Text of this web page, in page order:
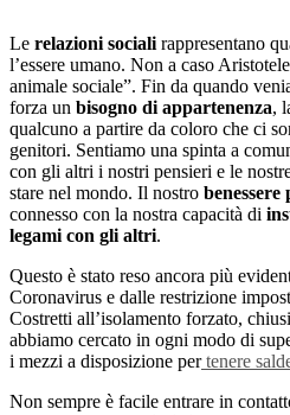
Le relazioni sociali rappresentano
l’essere umano. Non a caso
animale sociale”. Fin da quando
forza un bisogno di appartenenza,
qualcuno a partire da coloro che ci
genitori. Sentiamo una spinta a
con gli altri i nostri pensieri e le
stare nel mondo. Il nostro benessere
connesso con la nostra capacità di
legami con gli altri.
Questo è stato reso ancora più
Coronavirus e dalle restrizione
Costretti all’isolamento forzato,
abbiamo cercato in ogni modo di
i mezzi a disposizione pertenere
Non sempre è facile entrare in